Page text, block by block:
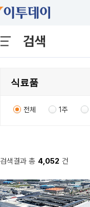
검색
전체 1주
검색결과 총 4,052 건